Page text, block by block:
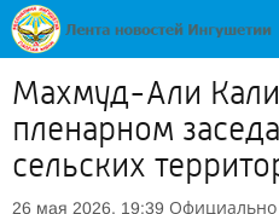
Махмуд-Али
пленарном
сельских
26 мая 2026, 19:39 Официально